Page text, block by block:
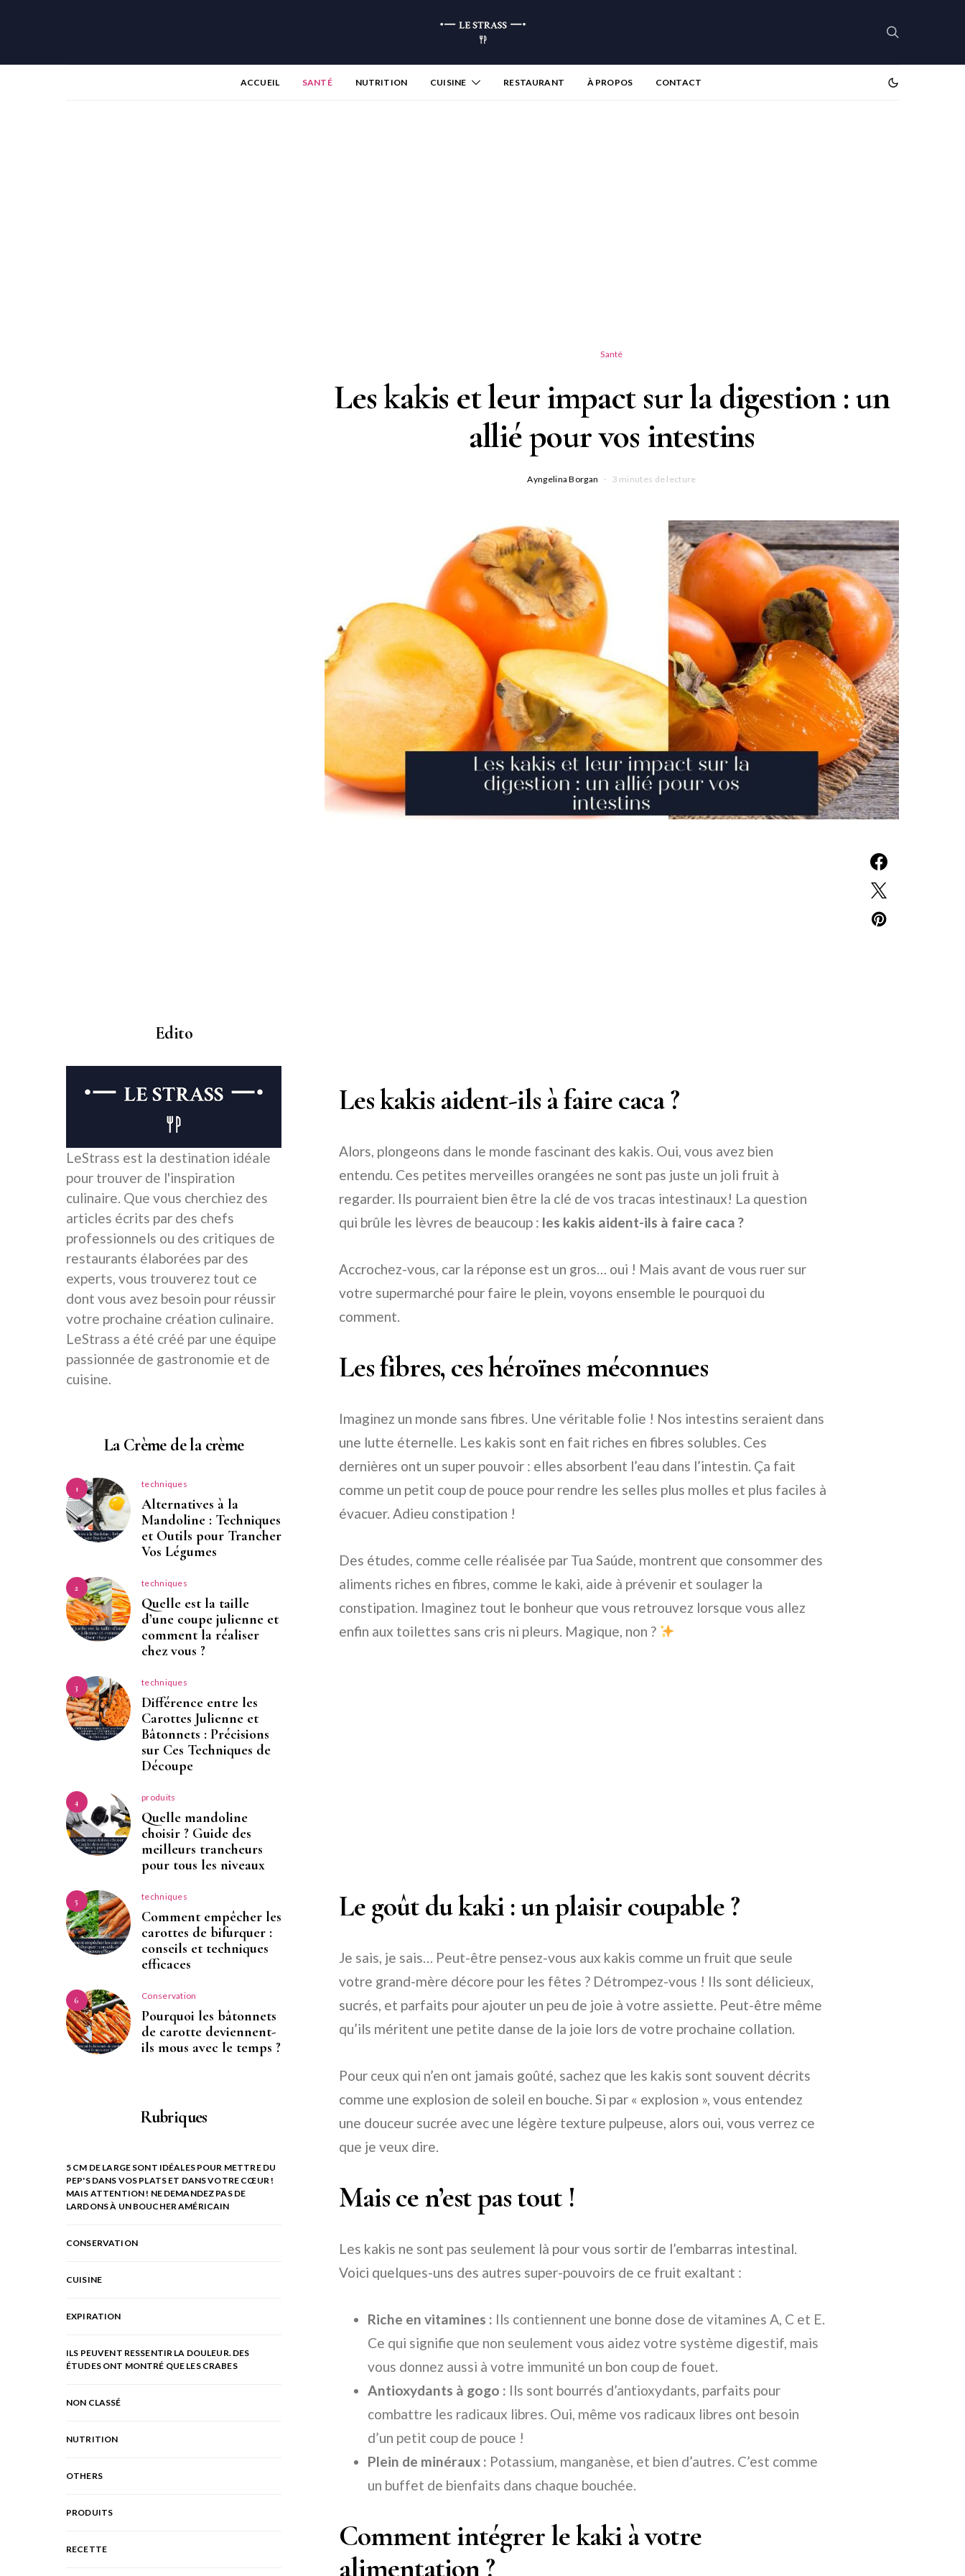
ACCUEIL SANTÉ NUTRITION CUISINE RESTAURANT À PROPOS CONTACT
Santé
Les kakis et leur impact sur la digestion : un
allié pour vos intestins
Ayngelina Borgan 3 minutes de lecture
Les kakis aident-ils à faire caca ?
Alors, plongeons dans le monde fascinant des kakis. Oui, vous avez bien
entendu. Ces petites merveilles orangées ne sont pas juste un joli fruit à
regarder. Ils pourraient bien être la clé de vos tracas intestinaux! La question
qui brûle les lèvres de beaucoup : les kakis aident-ils à faire caca ?
Accrochez-vous, car la réponse est un gros… oui ! Mais avant de vous ruer sur
votre supermarché pour faire le plein, voyons ensemble le pourquoi du
comment.
Les fibres, ces héroïnes méconnues
Imaginez un monde sans fibres. Une véritable folie ! Nos intestins seraient dans
une lutte éternelle. Les kakis sont en fait riches en fibres solubles. Ces
dernières ont un super pouvoir : elles absorbent l’eau dans l’intestin. Ça fait
comme un petit coup de pouce pour rendre les selles plus molles et plus faciles à
évacuer. Adieu constipation !
Des études, comme celle réalisée par Tua Saúde, montrent que consommer des
aliments riches en fibres, comme le kaki, aide à prévenir et soulager la
constipation. Imaginez tout le bonheur que vous retrouvez lorsque vous allez
enfin aux toilettes sans cris ni pleurs. Magique, non ?
Le goût du kaki : un plaisir coupable ?
Je sais, je sais… Peut-être pensez-vous aux kakis comme un fruit que seule
votre grand-mère décore pour les fêtes ? Détrompez-vous ! Ils sont délicieux,
sucrés, et parfaits pour ajouter un peu de joie à votre assiette. Peut-être même
qu’ils méritent une petite danse de la joie lors de votre prochaine collation.
Pour ceux qui n’en ont jamais goûté, sachez que les kakis sont souvent décrits
comme une explosion de soleil en bouche. Si par « explosion », vous entendez
une douceur sucrée avec une légère texture pulpeuse, alors oui, vous verrez ce
que je veux dire.
Mais ce n’est pas tout !
Les kakis ne sont pas seulement là pour vous sortir de l’embarras intestinal.
Voici quelques-uns des autres super-pouvoirs de ce fruit exaltant :
Riche en vitamines : Ils contiennent une bonne dose de vitamines A, C et E.
Ce qui signifie que non seulement vous aidez votre système digestif, mais
vous donnez aussi à votre immunité un bon coup de fouet.
Antioxydants à gogo : Ils sont bourrés d’antioxydants, parfaits pour
combattre les radicaux libres. Oui, même vos radicaux libres ont besoin
d’un petit coup de pouce !
Plein de minéraux : Potassium, manganèse, et bien d’autres. C’est comme
un buffet de bienfaits dans chaque bouchée.
Comment intégrer le kaki à votre
alimentation ?
Edito
LeStrass est la destination idéale
pour trouver de l'inspiration
culinaire. Que vous cherchiez des
articles écrits par des chefs
professionnels ou des critiques de
restaurants élaborées par des
experts, vous trouverez tout ce
dont vous avez besoin pour réussir
votre prochaine création culinaire.
LeStrass a été créé par une équipe
passionnée de gastronomie et de
cuisine.
La Crème de la crème
1 techniques
Alternatives à la
Mandoline : Techniques
et Outils pour Trancher
Vos Légumes
2 techniques
Quelle est la taille
d’une coupe julienne et
comment la réaliser
chez vous ?
3 techniques
Différence entre les
Carottes Julienne et
Bâtonnets : Précisions
sur Ces Techniques de
Découpe
4 produits
Quelle mandoline
choisir ? Guide des
meilleurs trancheurs
pour tous les niveaux
5 techniques
Comment empêcher les
carottes de bifurquer :
conseils et techniques
efficaces
6 Conservation
Pourquoi les bâtonnets
de carotte deviennent-
ils mous avec le temps ?
Rubriques
5 CM DE LARGE SONT IDÉALES POUR METTRE DU
PEP'S DANS VOS PLATS ET DANS VOTRE CŒUR !
MAIS ATTENTION ! NE DEMANDEZ PAS DE
LARDONS À UN BOUCHER AMÉRICAIN
CONSERVATION
CUISINE
EXPIRATION
ILS PEUVENT RESSENTIR LA DOULEUR. DES
ÉTUDES ONT MONTRÉ QUE LES CRABES
NON CLASSÉ
NUTRITION
OTHERS
PRODUITS
RECETTE